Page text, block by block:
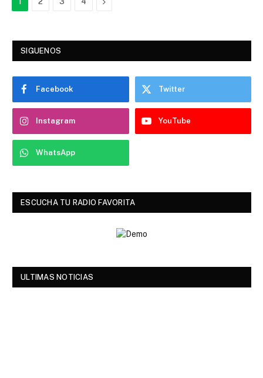
SIGUENOS
Facebook Twitter
Instagram YouTube
WhatsApp
ESCUCHA TU RADIO FAVORITA
ULTIMAS NOTICIAS